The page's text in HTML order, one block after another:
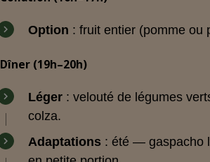
Option : fruit entier (pomme ou
Dîner (19h–20h)
Léger : velouté de légumes
colza.
Adaptations : été — gaspacho